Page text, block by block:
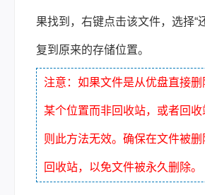
果找到，右键点击该文件，选择“
复到原来的存储位置。
注意：如果文件是从优盘直接
某个位置而非回收站，或者回收
则此方法无效。确保在文件被
回收站，以免文件被永久删除。